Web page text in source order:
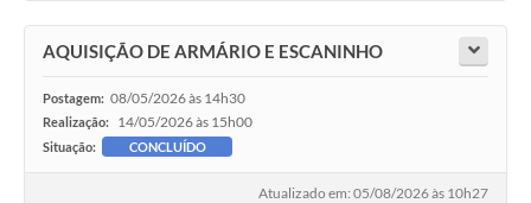
AQUISIÇÃO DE ARMÁRIO E ESCANINHO
Postagem: 08/05/2026 às 14h30
Realização: 14/05/2026 às 15h00
Situação: CONCLUÍDO
Atualizado em: 05/08/2026 às 10h27